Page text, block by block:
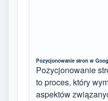
Pozycjonowanie stron w
Pozycjonowanie
to proces, który
aspektów